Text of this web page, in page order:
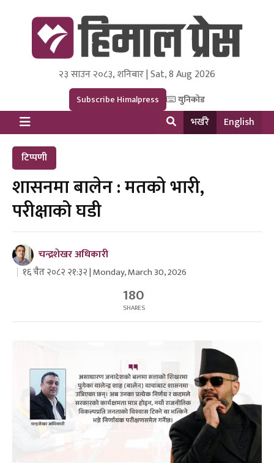
Himal Press
Dot NewsyNepal Media and Research Pvt Ltd.
२३ साउन २०८३, शनिबार | Sat, 8 Aug 2026
Subscribe Himalpress युनिकोड
भर्खरै English
टिप्पणी
शासनमा बालेन : मतको भारी,
परीक्षाको घडी
चन्द्रशेखर अधिकारी
१६ चैत २०८२ २१:३२ | Monday, March 30, 2026
180
SHARES